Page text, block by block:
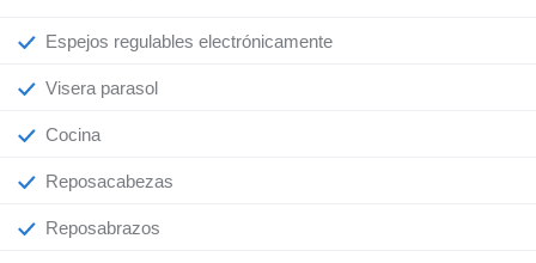
Espejos regulables electrónicamente
Visera parasol
Cocina
Reposacabezas
Reposabrazos